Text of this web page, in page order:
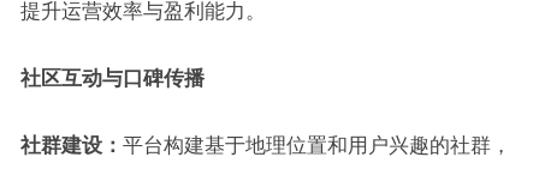
提升运营效率与盈利能力。
社区互动与口碑传播
社群建设： 平台构建基于地理位置和用户兴趣的社群，